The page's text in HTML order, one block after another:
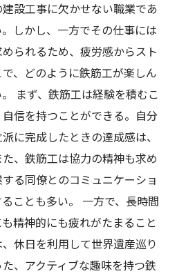
設工事に欠かせない職業であ
しかし、一方でその仕事には
られるため、疲労感からスト
、どのように鉄筋工が楽しん
まず、鉄筋工は経験を積むこ
信を持つことができる。自分
に完成したときの達成感は、
、鉄筋工は協力の精神も求め
る同僚とのコミュニケーショ
ことも多い。 一方で、長時間
精神的にも疲れがたまること
休日を利用して世界遺産巡り
、アクティブな趣味を持つ鉄